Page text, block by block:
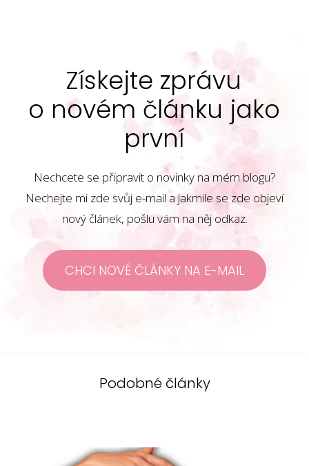
Získejte zprávu
o novém článku jako
první
Nechcete se připravit o novinky na mém blogu?
Nechejte mi zde svůj e-mail a jakmile se zde objeví
nový článek, pošlu vám na něj odkaz.
CHCI NOVÉ ČLÁNKY NA E-MAIL
Podobné články